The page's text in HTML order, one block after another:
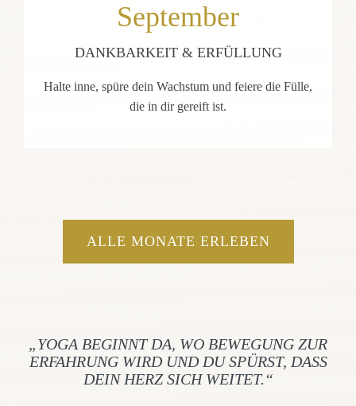
September
DANKBARKEIT & ERFÜLLUNG
Halte inne, spüre dein Wachstum und feiere die Fülle,
die in dir gereift ist.
ALLE MONATE ERLEBEN
„YOGA BEGINNT DA, WO BEWEGUNG ZUR
ERFAHRUNG WIRD UND DU SPÜRST, DASS
DEIN HERZ SICH WEITET.“